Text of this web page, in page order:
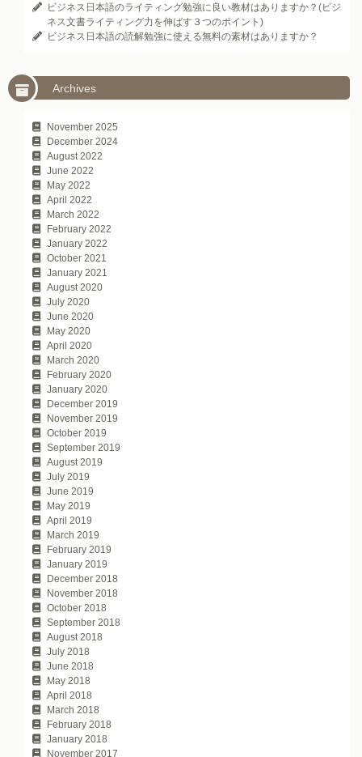
ビジネス日本語のライティング勉強に良い教材はありますか？(ビジ
ネス文書ライティング力を伸ばす３つのポイント)
ビジネス日本語の読解勉強に使える無料の素材はありますか？
Archives
November 2025
December 2024
August 2022
June 2022
May 2022
April 2022
March 2022
February 2022
January 2022
October 2021
January 2021
August 2020
July 2020
June 2020
May 2020
April 2020
March 2020
February 2020
January 2020
December 2019
November 2019
October 2019
September 2019
August 2019
July 2019
June 2019
May 2019
April 2019
March 2019
February 2019
January 2019
December 2018
November 2018
October 2018
September 2018
August 2018
July 2018
June 2018
May 2018
April 2018
March 2018
February 2018
January 2018
November 2017